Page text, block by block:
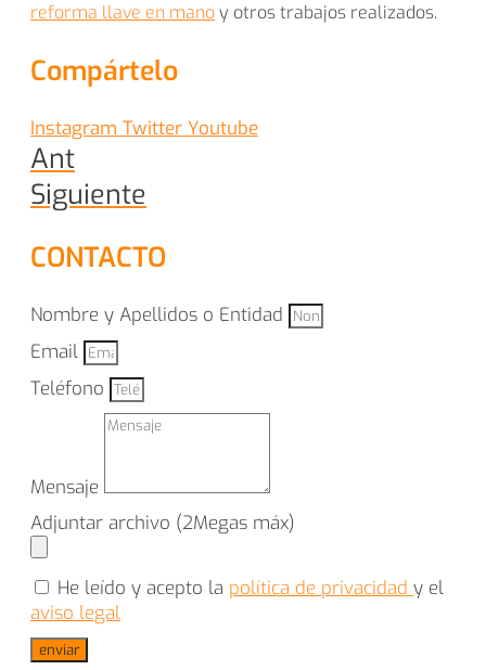
reforma llave en manoy otros trabajos realizados.
Compártelo
Instagram Twitter Youtube
Ant
Siguiente
CONTACTO
Nombre y Apellidos o Entidad
Email
Teléfono
Mensaje
Adjuntar archivo (2Megas máx)
He leído y acepto la política de privacidad y el
aviso legal
enviar